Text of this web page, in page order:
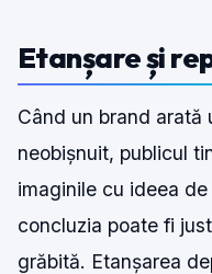
Etanșare și
Când un brand arată
neobișnuit, publicul
imaginile cu ideea
concluzia poate fi
grăbită. Etanșarea